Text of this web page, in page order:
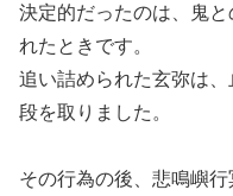
決定的だったのは、鬼
れたときです。
追い詰められた玄弥は
段を取りました。
その行為の後、悲鳴嶼